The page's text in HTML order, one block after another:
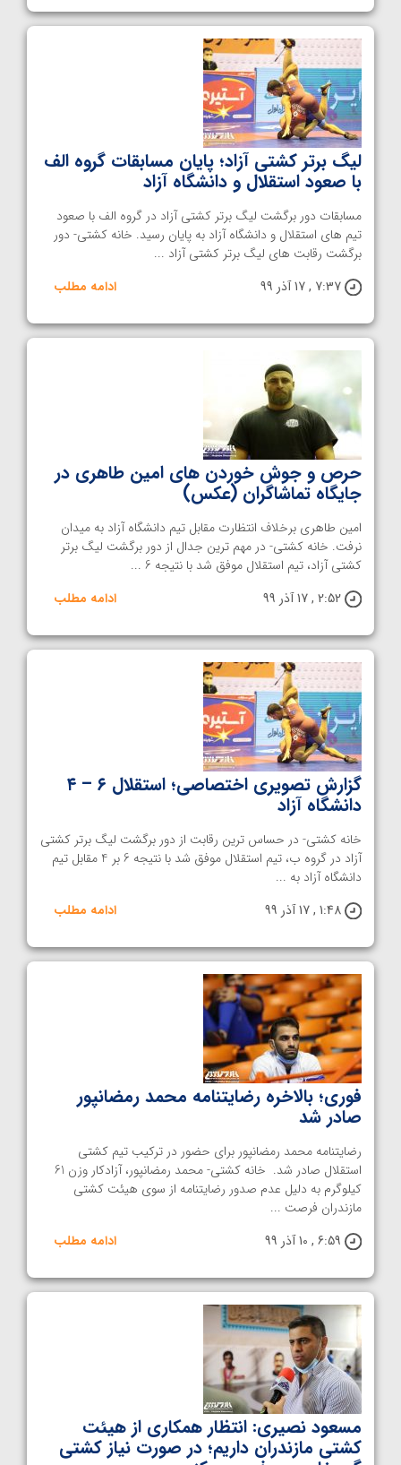
لیگ برتر کشتی آزاد؛ پایان مسابقات گروه الف
با صعود استقلال و دانشگاه آزاد
مسابقات دور برگشت لیگ برتر کشتی آزاد در گروه الف با صعود
تیم های استقلال و دانشگاه آزاد به پایان رسید. خانه کشتی- دور
برگشت رقابت های لیگ برتر کشتی آزاد ...
7:37 , 17 آذر 99
ادامه مطلب
حرص و جوش خوردن های امین طاهری در
جایگاه تماشاگران (عکس)
امین طاهری برخلاف انتظارت مقابل تیم دانشگاه آزاد به میدان
نرفت. خانه کشتی- در مهم ترین جدال از دور برگشت لیگ برتر
کشتی آزاد، تیم استقلال موفق شد با نتیجه 6 ...
2:52 , 17 آذر 99
ادامه مطلب
گزارش تصویری اختصاصی؛ استقلال ۶ – ۴
دانشگاه آزاد
خانه کشتی- در حساس ترین رقابت از دور برگشت لیگ برتر کشتی
آزاد در گروه ب، تیم استقلال موفق شد با نتیجه 6 بر 4 مقابل تیم
دانشگاه آزاد به ...
1:48 , 17 آذر 99
ادامه مطلب
فوری؛ بالاخره رضایتنامه محمد رمضانپور
صادر شد
رضایتنامه محمد رمضانپور برای حضور در ترکیب تیم کشتی
استقلال صادر شد. خانه کشتی- محمد رمضانپور، آزادکار وزن 61
کیلوگرم به دلیل عدم صدور رضایتنامه از سوی هیئت کشتی
مازندران فرصت ...
6:59 , 10 آذر 99
ادامه مطلب
مسعود نصیری: انتظار همکاری از هیئت
کشتی مازندران داریم؛ در صورت نیاز کشتی